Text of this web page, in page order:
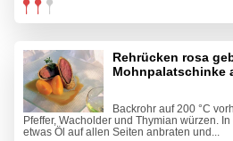
Rehrücken rosa
Mohnpalatschinke
Backrohr auf 200 °C
Pfeffer, Wacholder und Thymian würzen.
etwas Öl auf allen Seiten anbraten und...